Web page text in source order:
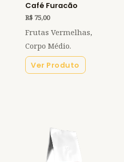
Café Furacão
R$75,00
Frutas Vermelhas,
Corpo Médio.
Ver Produto